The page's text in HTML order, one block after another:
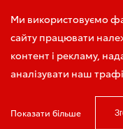
Ми використовуємо
сайту працювати
контент і рекламу,
аналізувати наш
Показати більше
Тест-драйв Задати
https://